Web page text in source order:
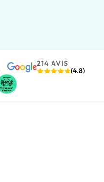
214 AVIS
(4.8)